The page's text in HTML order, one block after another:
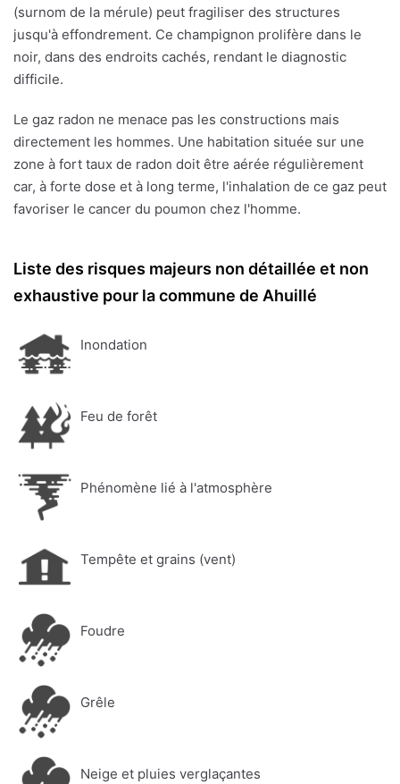
(surnom de la mérule) peut fragiliser des structures
jusqu'à effondrement. Ce champignon prolifère dans le
noir, dans des endroits cachés, rendant le diagnostic
difficile.
Le gaz radon ne menace pas les constructions mais
directement les hommes. Une habitation située sur une
zone à fort taux de radon doit être aérée régulièrement
car, à forte dose et à long terme, l'inhalation de ce gaz peut
favoriser le cancer du poumon chez l'homme.
Liste des risques majeurs non détaillée et non
exhaustive pour la commune de Ahuillé
Inondation
Feu de forêt
Phénomène lié à l'atmosphère
Tempête et grains (vent)
Foudre
Grêle
Neige et pluies verglaçantes